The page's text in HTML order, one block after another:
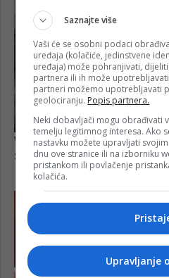
Saznajte više
Vaši će se osobni podaci
uređaja (kolačiće, jedinstvene
uređaja) može pohranjivati,
partnera ili ih može
partneri možemo upotrebljavati
geolociranju. Popis partnera.
Neki dobavljači mogu obrađivati
temelju legitimnog interesa. Ako
nastavku možete upravljati
dnu ove stranice ili na izborniku
pristankom ili povlačenje
kolačića.
Upravljanje